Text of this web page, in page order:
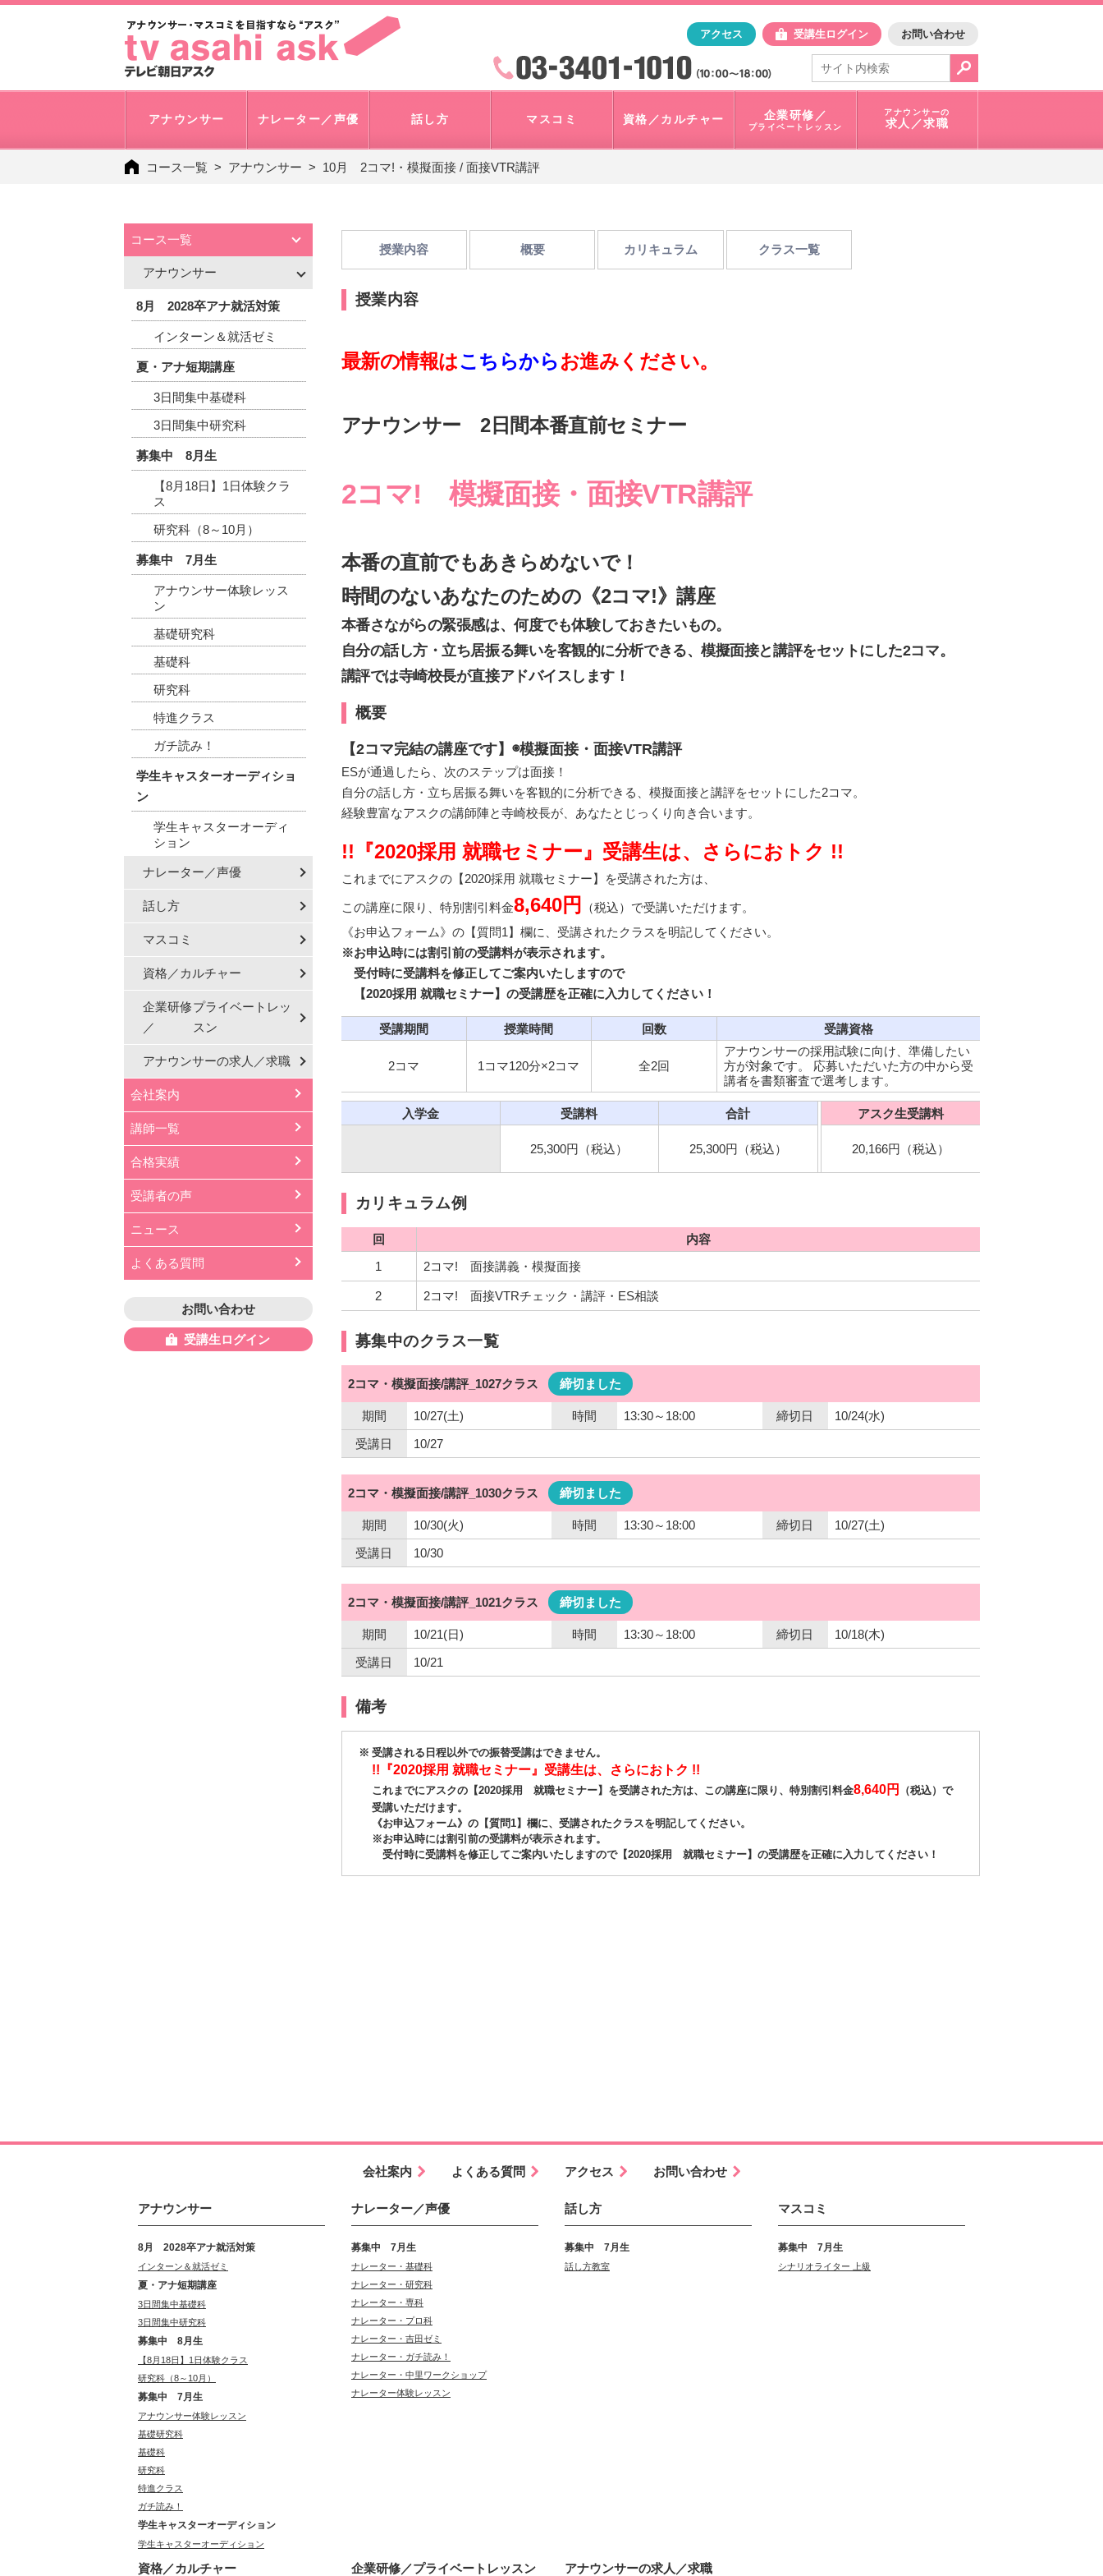
「アナウンサー・マスコミを目指すなら"アスク"」テレビ朝日アスク
アクセス 受講生ログイン お問い合わせ
電話で問合せ：
03-3401-1010
検索
アナウンサー ナレーター／声優 話し方 マスコミ 資格／カルチャー 企業研修／
プライベートレッスン
アナウンサーの
求人／求職
コース一覧 アナウンサー 10月 2コマ!・模擬面接 / 面接VTR講評
コース一覧
アナウンサー
8月 2028卒アナ就活対策
インターン＆就活ゼミ
夏・アナ短期講座
3日間集中基礎科
3日間集中研究科
募集中 8月生
【8月18日】1日体験クラ
ス
研究科（8～10月）
募集中 7月生
アナウンサー体験レッス
ン
基礎研究科
基礎科
研究科
特進クラス
ガチ読み！
学生キャスターオーディショ
ン
学生キャスターオーディ
ション
ナレーター／声優
話し方
マスコミ
資格／カルチャー
企業研修
／
プライベートレッ
スン
アナウンサーの求人／求職
会社案内
講師一覧
合格実績
受講者の声
ニュース
よくある質問
お問い合わせ
受講生ログイン
授業内容 概要 カリキュラム クラス一覧
授業内容
最新の情報はこちらからお進みください。
アナウンサー 2日間本番直前セミナー
2コマ! 模擬面接・面接VTR講評
本番の直前でもあきらめないで！
時間のないあなたのための《2コマ!》講座
本番さながらの緊張感は、何度でも体験しておきたいもの。
自分の話し方・立ち居振る舞いを客観的に分析できる、模擬面接と講評をセットにした2コマ。
講評では寺崎校長が直接アドバイスします！
概要
【2コマ完結の講座です】◉模擬面接・面接VTR講評
ESが通過したら、次のステップは面接！
自分の話し方・立ち居振る舞いを客観的に分析できる、模擬面接と講評をセットにした2コマ。
経験豊富なアスクの講師陣と寺崎校長が、あなたとじっくり向き合います。
!!『2020採用 就職セミナー』受講生は、さらにおトク !!
これまでにアスクの【2020採用 就職セミナー】を受講された方は、
この講座に限り、特別割引料金8,640円
（税込）で受講いただけます。
《お申込フォーム》の【質問1】欄に、受講されたクラスを明記してください。
※お申込時には割引前の受講料が表示されます。
受付時に受講料を修正してご案内いたしますので
【2020採用 就職セミナー】の受講歴を正確に入力してください！
受講期間 授業時間 回数 受講資格
2コマ 1コマ120分×2コマ 全2回
アナウンサーの採用試験に向け、準備したい
方が対象です。 応募いただいた方の中から受
講者を書類審査で選考します。
入学金 受講料 合計 アスク生受講料
25,300円（税込） 25,300円（税込） 20,166円（税込）
カリキュラム例
回
内容
1
2コマ! 面接講義・模擬面接
2 2コマ! 面接VTRチェック・講評・ES相談
募集中のクラス一覧
2コマ・模擬面接/講評_1027クラス 締切ました
期間 10/27(土) 時間 13:30～18:00 締切日
10/24(水)
受講日
10/27
2コマ・模擬面接/講評_1030クラス 締切ました
期間 10/30(火) 時間 13:30～18:00 締切日
10/27(土)
受講日
10/30
2コマ・模擬面接/講評_1021クラス 締切ました
期間 10/21(日) 時間 13:30～18:00 締切日
10/18(木)
受講日
10/21
備考
受講される日程以外での振替受講はできません。
!!『2020採用 就職セミナー』受講生は、さらにおトク !!
これまでにアスクの【2020採用 就職セミナー】を受講された方は、この講座に限り、特別割引料金8,640円
（税込）で
受講いただけます。
《お申込フォーム》の【質問1】欄に、受講されたクラスを明記してください。
※お申込時には割引前の受講料が表示されます。
受付時に受講料を修正してご案内いたしますので【2020採用 就職セミナー】の受講歴を正確に入力してください！
会社案内 よくある質問 アクセス お問い合わせ
アナウンサー
8月 2028卒アナ就活対策
インターン＆就活ゼミ
夏・アナ短期講座
3日間集中基礎科
3日間集中研究科
募集中 8月生
【8月18日】1日体験クラス
研究科（8～10月）
募集中 7月生
アナウンサー体験レッスン
基礎研究科
基礎科
研究科
特進クラス
ガチ読み！
学生キャスターオーディション
学生キャスターオーディション
ナレーター／声優
募集中 7月生
ナレーター・基礎科
ナレーター・研究科
ナレーター・専科
ナレーター・プロ科
ナレーター・吉田ゼミ
ナレーター・ガチ読み！
ナレーター・中里ワークショップ
ナレーター体験レッスン
話し方
募集中 7月生
話し方教室
マスコミ
募集中 7月生
シナリオライター 上級
資格／カルチャー 企業研修／プライベートレッスン アナウンサーの求人／求職